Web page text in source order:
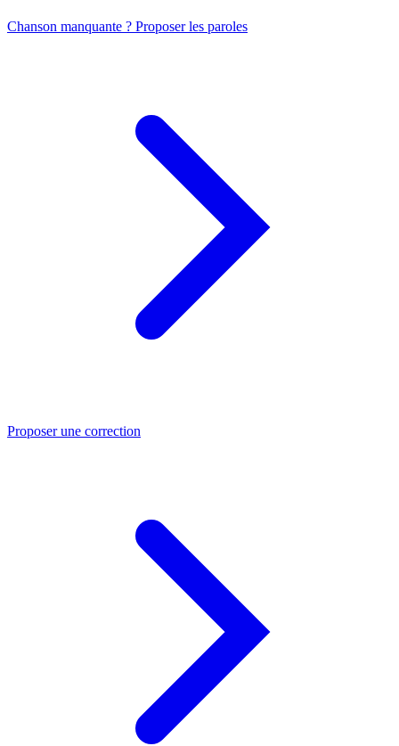
Chanson manquante ? Proposer les paroles
Proposer une correction